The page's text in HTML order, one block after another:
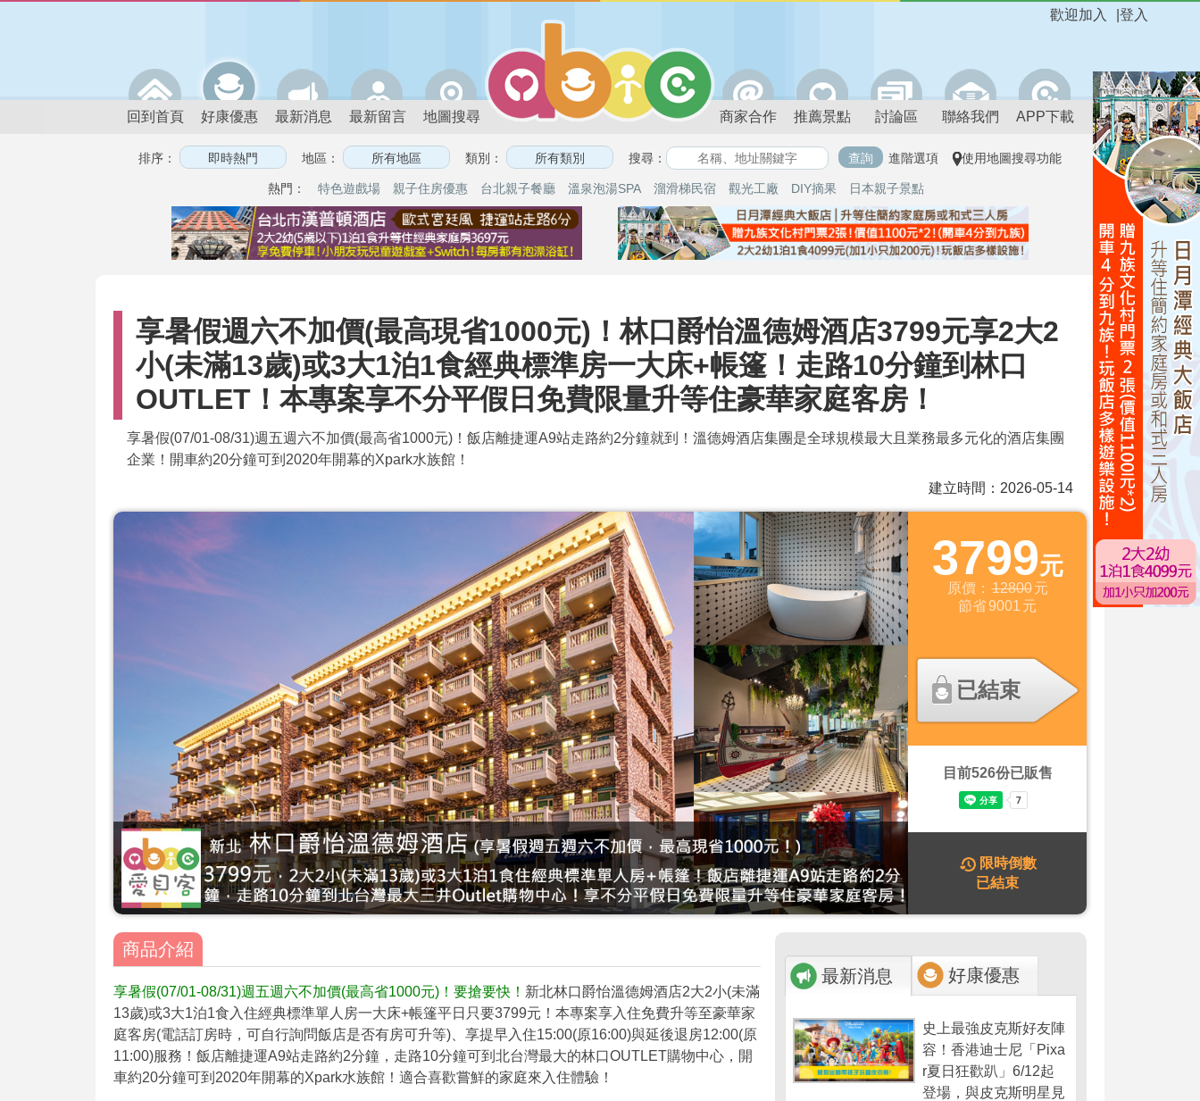
登入
歡迎加入
回到首頁 好康優惠 最新消息 最新留言 地圖搜尋 商家合作 推薦景點 討論區 聯絡我們 APP下載
排序： 地區： 類別： 搜尋： 進階選項 使用地圖搜尋功能
熱門： 特色遊戲場 親子住房優惠 台北親子餐廳 溫泉泡湯SPA 溜滑梯民宿 觀光工廠 DIY摘果 日本親子景點
享暑假週六不加價(最高現省1000元)！林口爵怡溫德姆酒店3799元享2大2
小(未滿13歲)或3大1泊1食經典標準房一大床+帳篷！走路10分鐘到林口
OUTLET！本專案享不分平假日免費限量升等住豪華家庭客房！
享暑假(07/01-08/31)週五週六不加價(最高省1000元)！飯店離捷運A9站走路約2分鐘就到！溫德姆酒店集團是全球規模最大且業務最多元化的酒店集團
企業！開車約20分鐘可到2020年開幕的Xpark水族館！
建立時間：2026-05-14
3799元
原價： 12800 元
節省9001 元
已結束
目前526份已販售
限時倒數
已結束
商品介紹
享暑假(07/01-08/31)週五週六不加價(最高省1000元)！要搶要快！ 新北林口爵怡溫德姆酒店2大2小(未滿
13歲)或3大1泊1食入住經典標準單人房一大床+帳篷平日只要3799元！本專案享入住免費升等至豪華家
庭客房(電話訂房時，可自行詢問飯店是否有房可升等)、享提早入住15:00(原16:00)與延後退房12:00(原
11:00)服務！飯店離捷運A9站走路約2分鐘，走路10分鐘可到北台灣最大的林口OUTLET購物中心，開
車約20分鐘可到2020年開幕的Xpark水族館！適合喜歡嘗鮮的家庭來入住體驗！
最新消息 好康優惠
史上最強皮克斯好友陣
容！香港迪士尼「Pixa
r夏日狂歡趴」6/12起
登場，與皮克斯明星見